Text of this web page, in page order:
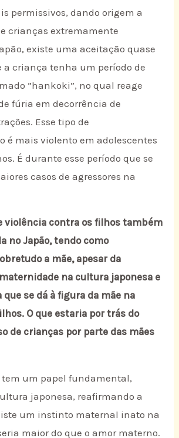
permissivos, dando origem a
crianças extremamente
existe uma aceitação quase
criança tenha um período de
”hankoki”, no qual reage
fúria em decorrência de
Esse tipo de
é mais violento em adolescentes
É durante esse período que se
casos de agressores na
violência contra os filhos também
no Japão, tendo como
a mãe, apesar da
na cultura japonesa e
se dá à figura da mãe na
O que estaria por trás do
de crianças por parte das mães
um papel fundamental,
japonesa, reafirmando a
um instinto maternal inato na
maior do que o amor materno.